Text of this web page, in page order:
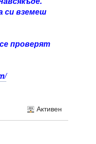
си вземеш
проверят
Активен